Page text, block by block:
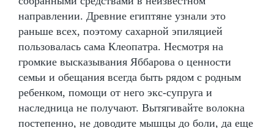
направлении. Древние египтяне узнали это
раньше всех, поэтому сахарной эпиляцией
пользовалась сама Клеопатра. Несмотря на
громкие высказывания Яббарова о ценности
семьи и обещания всегда быть рядом с родным
ребенком, помощи от него экс-супруга и
наследница не получают. Вытягивайте волокна
постепенно, не доводите мышцы до боли, да еще